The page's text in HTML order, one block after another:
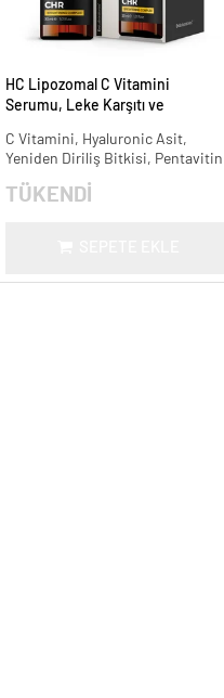
HC Lipozomal C Vitamini
Serumu, Leke Karşıtı ve
C Vitamini, Hyaluronic Asit,
Yeniden Diriliş Bitkisi, Pentavitin
TÜKENDİ